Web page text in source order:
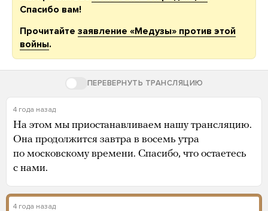
Спасибо вам!
Прочитайте заявление «Медузы» против этой
войны.
ПЕРЕВЕРНУТЬ ТРАНСЛЯЦИЮ
4 года назад
На этом мы приостанавливаем нашу трансляцию.
Она продолжится завтра в восемь утра
по московскому времени. Спасибо, что остаетесь
с нами.
4 года назад